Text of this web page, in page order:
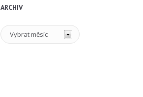
ARCHIV
Archiv